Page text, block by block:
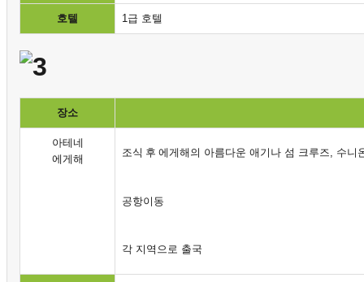
호텔 1급 호텔
장소
아테네
에게해
조식 후 에게해의 아름다운 애기나 섬 크루즈, 수니
공항이동
각 지역으로 출국